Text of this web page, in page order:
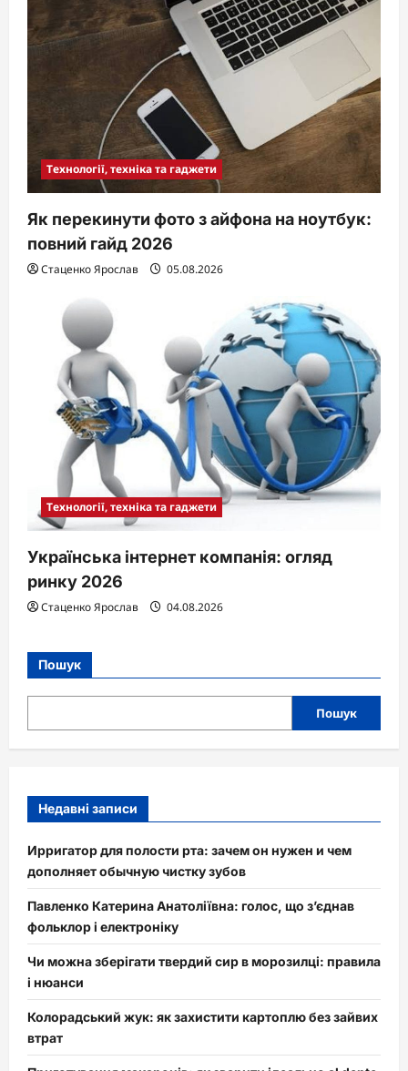
Технології, техніка та гаджети
Як перекинути фото з айфона на ноутбук:
повний гайд 2026
Стаценко Ярослав 05.08.2026
Технології, техніка та гаджети
Українська інтернет компанія: огляд
ринку 2026
Стаценко Ярослав 04.08.2026
Пошук
Пошук
Недавні записи
Ирригатор для полости рта: зачем он нужен и чем
дополняет обычную чистку зубов
Павленко Катерина Анатоліївна: голос, що з’єднав
фольклор і електроніку
Чи можна зберігати твердий сир в морозилці: правила
і нюанси
Колорадський жук: як захистити картоплю без зайвих
втрат